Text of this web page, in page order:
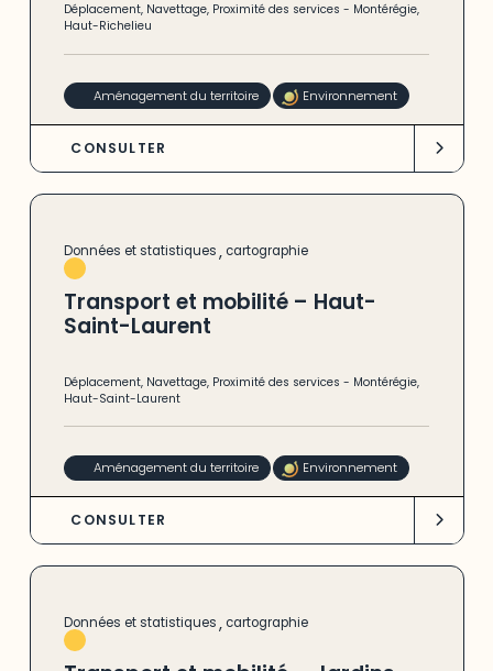
Déplacement, Navettage, Proximité des services - Montérégie,
Haut-Richelieu
Aménagement du territoire Environnement
CONSULTER
Données et statistiques, cartographie
Transport et mobilité – Haut-
Saint-Laurent
Déplacement, Navettage, Proximité des services - Montérégie,
Haut-Saint-Laurent
Aménagement du territoire Environnement
CONSULTER
Données et statistiques, cartographie